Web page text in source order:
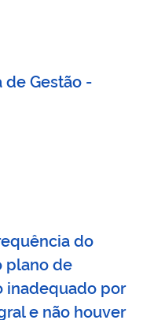
de Gestão -
do
plano de
inadequado por
e não houver